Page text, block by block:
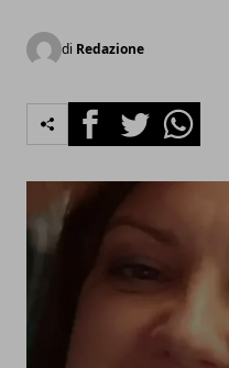
di Redazione
FacebookTwitterWhatsapp